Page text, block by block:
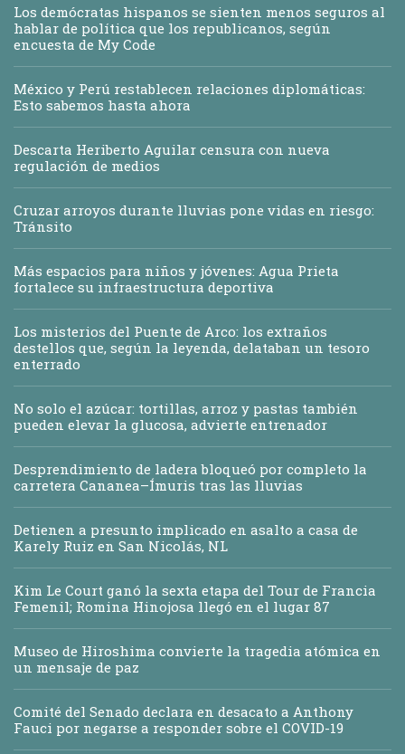
Los demócratas hispanos se sienten menos seguros al
hablar de política que los republicanos, según
encuesta de My Code
México y Perú restablecen relaciones diplomáticas:
Esto sabemos hasta ahora
Descarta Heriberto Aguilar censura con nueva
regulación de medios
Cruzar arroyos durante lluvias pone vidas en riesgo:
Tránsito
Más espacios para niños y jóvenes: Agua Prieta
fortalece su infraestructura deportiva
Los misterios del Puente de Arco: los extraños
destellos que, según la leyenda, delataban un tesoro
enterrado
No solo el azúcar: tortillas, arroz y pastas también
pueden elevar la glucosa, advierte entrenador
Desprendimiento de ladera bloqueó por completo la
carretera Cananea–Ímuris tras las lluvias
Detienen a presunto implicado en asalto a casa de
Karely Ruiz en San Nicolás, NL
Kim Le Court ganó la sexta etapa del Tour de Francia
Femenil; Romina Hinojosa llegó en el lugar 87
Museo de Hiroshima convierte la tragedia atómica en
un mensaje de paz
Comité del Senado declara en desacato a Anthony
Fauci por negarse a responder sobre el COVID-19